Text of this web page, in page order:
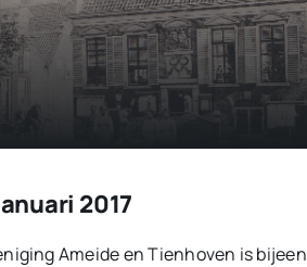
2017
Ameide en Tienhoven is bijeen